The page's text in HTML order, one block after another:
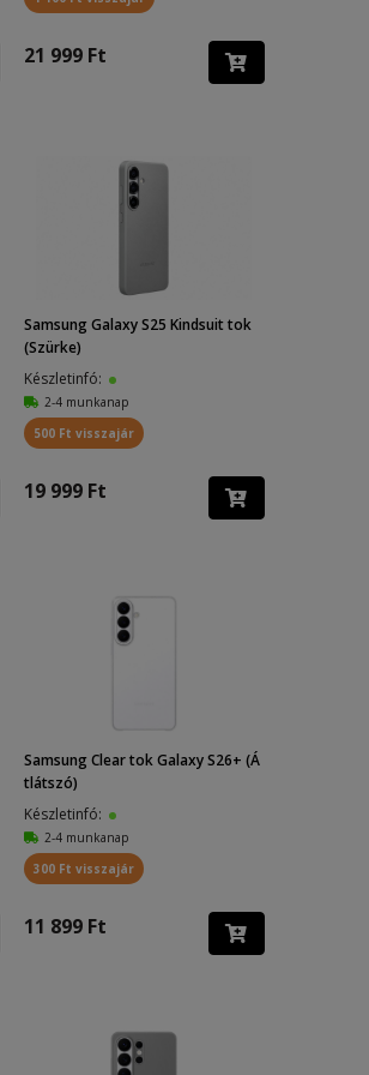
21 999 Ft
Samsung Galaxy S25 Kindsuit tok
(Szürke)
Készletinfó:
2-4 munkanap
500 Ft visszajár
19 999 Ft
Samsung Clear tok Galaxy S26+ (Á
tlátszó)
Készletinfó:
2-4 munkanap
300 Ft visszajár
11 899 Ft